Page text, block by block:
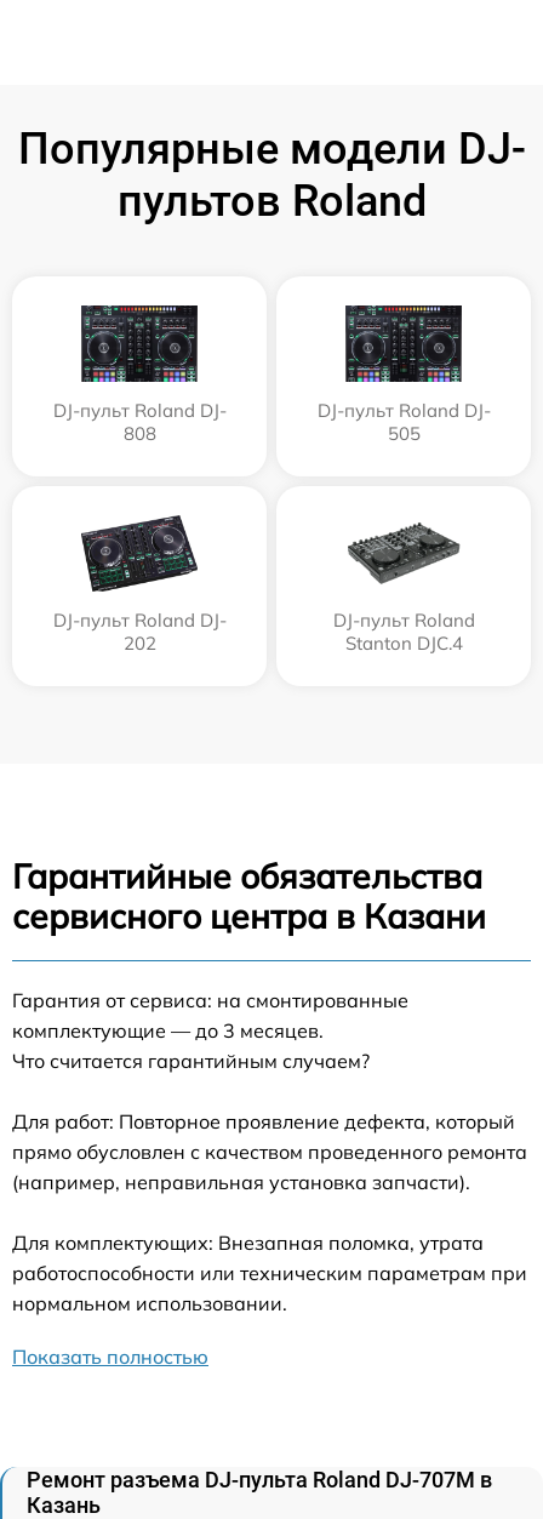
Популярные модели DJ-
пультов Roland
DJ-пульт Roland DJ-
808
DJ-пульт Roland DJ-
505
DJ-пульт Roland DJ-
202
DJ-пульт Roland
Stanton DJC.4
Гарантийные обязательства
сервисного центра в Казани
Гарантия от сервиса: на смонтированные
комплектующие — до 3 месяцев.
Что считается гарантийным случаем?
Для работ: Повторное проявление дефекта, который
прямо обусловлен с качеством проведенного ремонта
(например, неправильная установка запчасти).
Для комплектующих: Внезапная поломка, утрата
работоспособности или техническим параметрам при
нормальном использовании.
Показать полностью
Ремонт разъема DJ-пульта Roland DJ-707M в
Казань